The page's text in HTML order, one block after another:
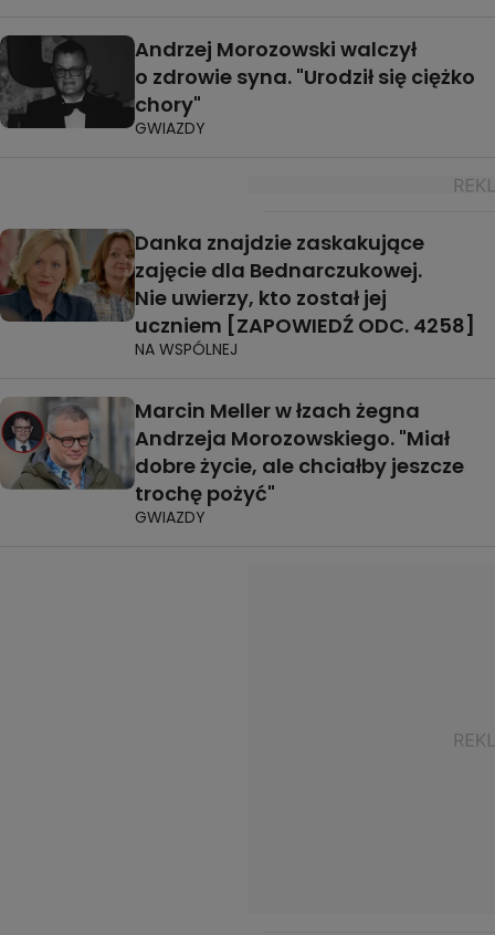
Andrzej Morozowski walczył
o zdrowie syna. "Urodził się ciężko
chory"
GWIAZDY
Danka znajdzie zaskakujące
zajęcie dla Bednarczukowej.
Nie uwierzy, kto został jej
uczniem [ZAPOWIEDŹ ODC. 4258]
NA WSPÓLNEJ
Marcin Meller w łzach żegna
Andrzeja Morozowskiego. "Miał
dobre życie, ale chciałby jeszcze
trochę pożyć"
GWIAZDY